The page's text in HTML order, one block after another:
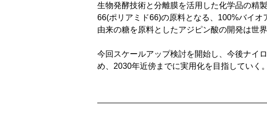
生物発酵技術と分離膜を活用した化学品の精
66(ポリアミド66)の原料となる、100%バイ
由来の糖を原料としたアジピン酸の開発は世界
今回スケールアップ検討を開始し、今後ナイ
め、2030年近傍までに実用化を目指していく。